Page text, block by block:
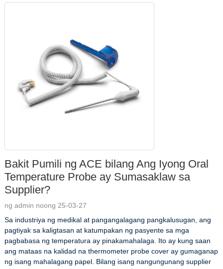
Bakit Pumili ng ACE bilang Ang Iyong Oral
Temperature Probe ay Sumasaklaw sa
Supplier?
ng admin noong 25-03-27
Sa industriya ng medikal at pangangalagang pangkalusugan, ang
pagtiyak sa kaligtasan at katumpakan ng pasyente sa mga
pagbabasa ng temperatura ay pinakamahalaga. Ito ay kung saan
ang mataas na kalidad na thermometer probe cover ay gumaganap
ng isang mahalagang papel. Bilang isang nangungunang supplier